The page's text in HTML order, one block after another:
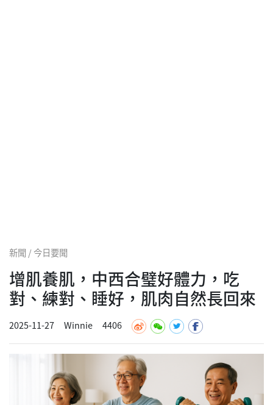
新聞 / 今日要聞
增肌養肌，中西合璧好體力，吃
對、練對、睡好，肌肉自然長回來
2025-11-27 Winnie 4406